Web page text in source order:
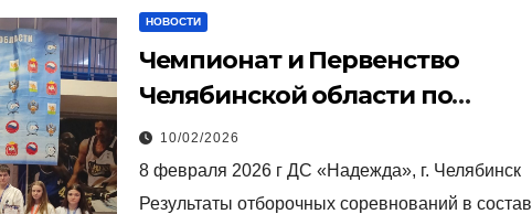
НОВОСТИ
Чемпионат и Первенство
Челябинской области по
Всестилевому каратэ
10/02/2026
8 февраля 2026 г ДС «Надежда», г. Челябинск
Результаты отборочных соревнований в состав